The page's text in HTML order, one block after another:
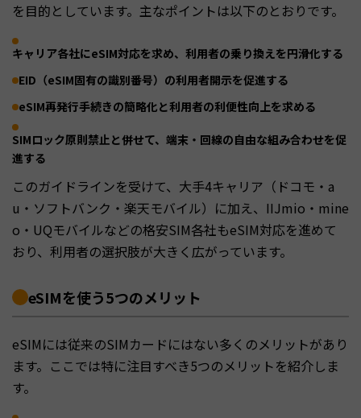
を目的としています。主なポイントは以下のとおりです。
キャリア各社にeSIM対応を求め、利用者の乗り換えを円滑化する
EID（eSIM固有の識別番号）の利用者開示を促進する
eSIM再発行手続きの簡略化と利用者の利便性向上を求める
SIMロック原則禁止と併せて、端末・回線の自由な組み合わせを促
進する
このガイドラインを受けて、大手4キャリア（ドコモ・a
u・ソフトバンク・楽天モバイル）に加え、IIJmio・mine
o・UQモバイルなどの格安SIM各社もeSIM対応を進めて
おり、利用者の選択肢が大きく広がっています。
eSIMを使う5つのメリット
eSIMには従来のSIMカードにはない多くのメリットがあり
ます。ここでは特に注目すべき5つのメリットを紹介しま
す。